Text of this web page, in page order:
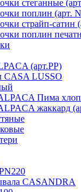
стеганные
поплин (арт.
страйп-сатин
поплин
(арт.PP)
CASA LUSSO
Пима
жаккард
CASANDRA